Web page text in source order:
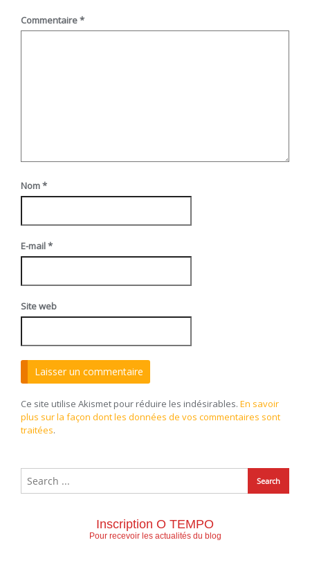
Commentaire*
Nom*
E-mail*
Site web
Ce site utilise Akismet pour réduire les indésirables. En savoir
plus sur la façon dont les données de vos commentaires sont
traitées.
Inscription O TEMPO
Pour recevoir les actualités du blog